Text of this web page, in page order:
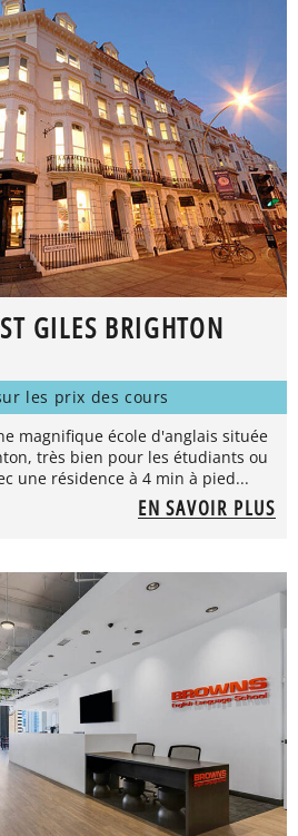
GILES BRIGHTON
les prix des cours
magnifique école d'anglais située
très bien pour les étudiants ou
une résidence à 4 min à pied...
EN SAVOIR PLUS